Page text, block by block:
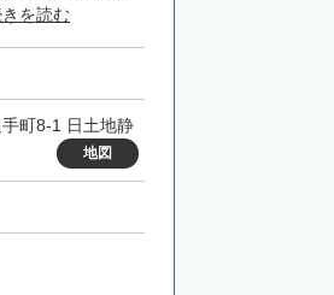
を読む
町8-1 日土地静
地図